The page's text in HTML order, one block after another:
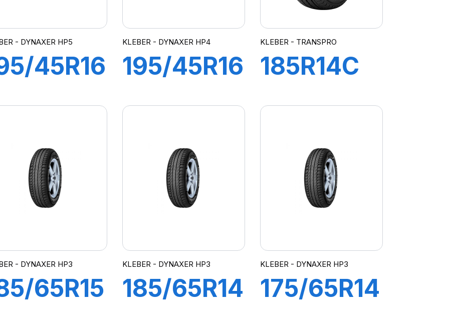
- DYNAXER HP5
45R16
KLEBER - DYNAXER HP4
195/45R16
HP4
KLEBER - TRANSPRO
185R14C
TRANSPRO
- DYNAXER HP3
65R15
KLEBER - DYNAXER HP3
185/65R14
KLEBER - DYNAXER HP3
175/65R14